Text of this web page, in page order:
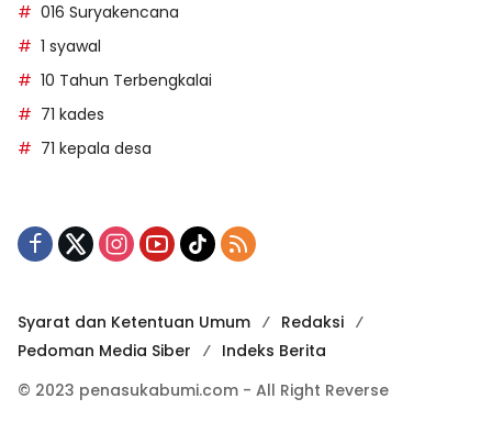
016 Suryakencana
1 syawal
10 Tahun Terbengkalai
71 kades
71 kepala desa
Syarat dan Ketentuan Umum
Redaksi
Pedoman Media Siber
Indeks Berita
© 2023 penasukabumi.com - All Right Reverse